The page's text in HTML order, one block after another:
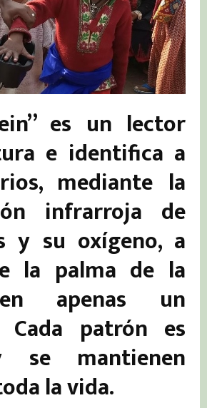
es un lector
e identifica a
mediante la
infrarroja de
y su oxígeno, a
la palma de la
apenas un
Cada patrón es
se mantienen
la vida.